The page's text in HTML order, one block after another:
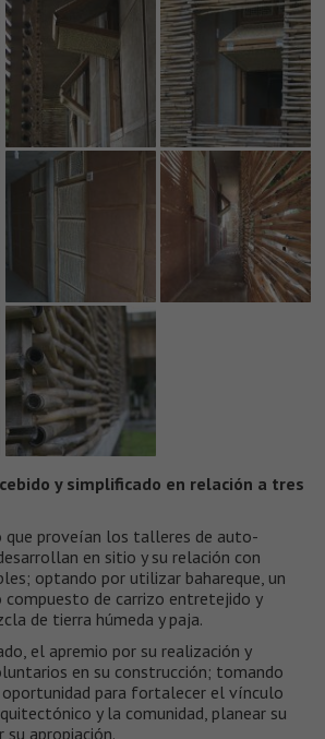
y simplificado en relación a tres
que proveían los talleres de auto-
en sitio y su relación con
optando por utilizar bahareque, un
de carrizo entretejido y
de tierra húmeda y paja.
el apremio por su realización y
en su construcción; tomando
para fortalecer el vínculo
y la comunidad, planear su
apropiación.